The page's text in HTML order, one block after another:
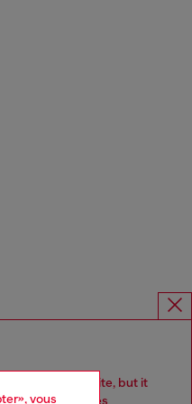
vous
France website, but it
in United States